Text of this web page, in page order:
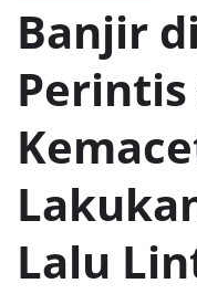
Banjir
Perintis
Lalu